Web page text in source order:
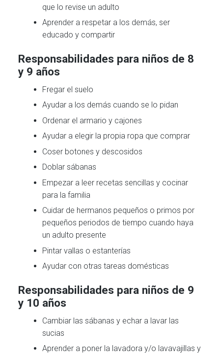
que lo revise un adulto
Aprender a respetar a los demás, ser
educado y compartir
Responsabilidades para niños de 8
y 9 años
Fregar el suelo
Ayudar a los demás cuando se lo pidan
Ordenar el armario y cajones
Ayudar a elegir la propia ropa que comprar
Coser botones y descosidos
Doblar sábanas
Empezar a leer recetas sencillas y cocinar
para la familia
Cuidar de hermanos pequeños o primos por
pequeños periodos de tiempo cuando haya
un adulto presente
Pintar vallas o estanterías
Ayudar con otras tareas domésticas
Responsabilidades para niños de 9
y 10 años
Cambiar las sábanas y echar a lavar las
sucias
Aprender a poner la lavadora y/o lavavajillas y